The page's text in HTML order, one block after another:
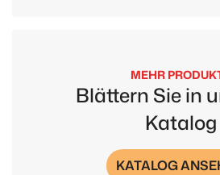
MEHR
Blättern Sie in
Katalog
KATALOG